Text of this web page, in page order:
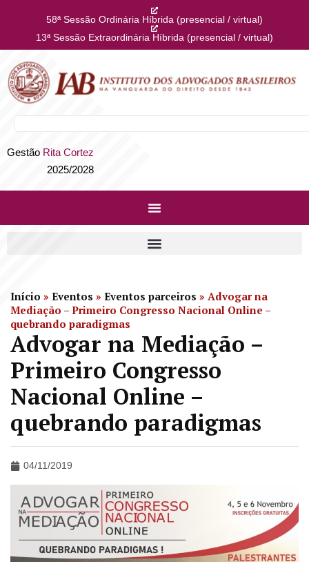
58ª Sessão Ordinária Híbrida (presencial / virtual)
13ª Sessão Extraordinária Híbrida (presencial / virtual)
Gestão Rita Cortez
2025/2028
Início » Eventos » Eventos parceiros » Advogar na
Mediação – Primeiro Congresso Nacional Online –
quebrando paradigmas
Advogar na Mediação –
Primeiro Congresso
Nacional Online –
quebrando paradigmas
04/11/2019